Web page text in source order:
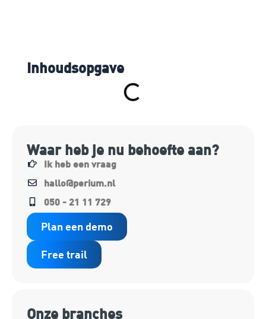
Inhoudsopgave
Waar heb je nu behoefte aan?
Ik heb een vraag
hallo@perium.nl
050 - 21 11 729
Plan een demo
Free trail
Onze branches